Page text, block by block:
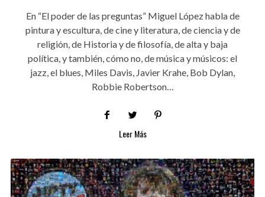
En “El poder de las preguntas” Miguel López habla de
pintura y escultura, de cine y literatura, de ciencia y de
religión, de Historia y de filosofía, de alta y baja
política, y también, cómo no, de música y músicos: el
jazz, el blues, Miles Davis, Javier Krahe, Bob Dylan,
Robbie Robertson…
Leer Más